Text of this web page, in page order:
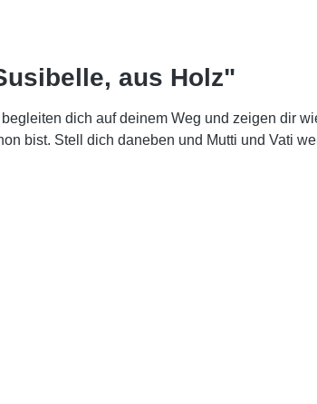
aus Holz"
dich auf deinem Weg und zeigen dir
bist. Stell dich daneben und Mutti und Vati